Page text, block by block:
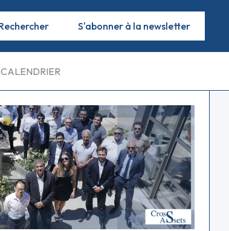
S'abonner à la newsletter
CALENDRIER